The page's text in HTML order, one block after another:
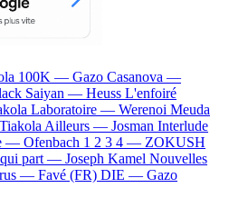
100K — Gazo Casanova —
Saiyan — Heuss L'enfoiré
Laboratoire — Werenoi Meuda
Ailleurs — Josman Interlude
— Ofenbach 1 2 3 4 — ZOKUSH
part — Joseph Kamel Nouvelles
— Favé (FR) DIE — Gazo